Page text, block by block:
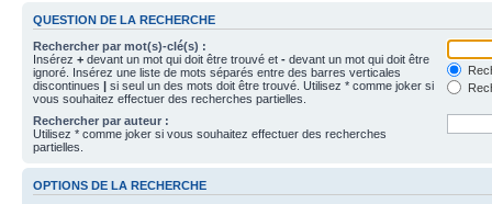
QUESTION DE LA RECHERCHE
Rechercher par mot(s)-clé(s) :
Insérez + devant un mot qui doit être trouvé et - devant un mot qui doit être
ignoré. Insérez une liste de mots séparés entre des barres verticales
discontinues | si seul un des mots doit être trouvé. Utilisez * comme joker si
vous souhaitez effectuer des recherches partielles.
Rechercher par auteur :
Utilisez * comme joker si vous souhaitez effectuer des recherches
partielles.
OPTIONS DE LA RECHERCHE